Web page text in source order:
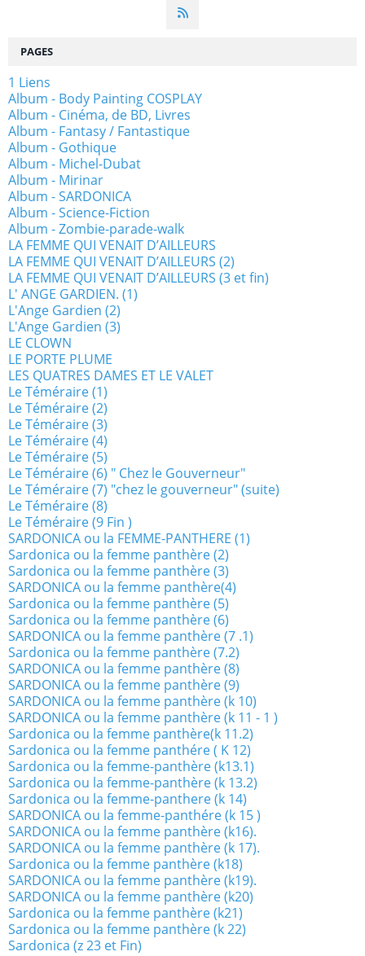
PAGES
1 Liens
Album - Body Painting COSPLAY
Album - Cinéma, de BD, Livres
Album - Fantasy / Fantastique
Album - Gothique
Album - Michel-Dubat
Album - Mirinar
Album - SARDONICA
Album - Science-Fiction
Album - Zombie-parade-walk
LA FEMME QUI VENAIT D’AILLEURS
LA FEMME QUI VENAIT D’AILLEURS (2)
LA FEMME QUI VENAIT D’AILLEURS (3 et fin)
L' ANGE GARDIEN. (1)
L'Ange Gardien (2)
L'Ange Gardien (3)
LE CLOWN
LE PORTE PLUME
LES QUATRES DAMES ET LE VALET
Le Téméraire (1)
Le Téméraire (2)
Le Téméraire (3)
Le Téméraire (4)
Le Téméraire (5)
Le Téméraire (6) " Chez le Gouverneur"
Le Téméraire (7) "chez le gouverneur" (suite)
Le Téméraire (8)
Le Téméraire (9 Fin )
SARDONICA ou la FEMME-PANTHERE (1)
Sardonica ou la femme panthère (2)
Sardonica ou la femme panthère (3)
SARDONICA ou la femme panthère(4)
Sardonica ou la femme panthère (5)
Sardonica ou la femme panthère (6)
SARDONICA ou la femme panthère (7 .1)
Sardonica ou la femme panthère (7.2)
SARDONICA ou la femme panthère (8)
SARDONICA ou la femme panthère (9)
SARDONICA ou la femme panthère (k 10)
SARDONICA ou la femme panthère (k 11 - 1 )
Sardonica ou la femme panthère(k 11.2)
Sardonica ou la femme panthére ( K 12)
Sardonica ou la femme-panthère (k13.1)
Sardonica ou la femme-panthère (k 13.2)
Sardonica ou la femme-panthere (k 14)
SARDONICA ou la femme-panthére (k 15 )
SARDONICA ou la femme panthère (k16).
SARDONICA ou la femme panthère (k 17).
Sardonica ou la femme panthère (k18)
SARDONICA ou la femme panthère (k19).
SARDONICA ou la femme panthère (k20)
Sardonica ou la femme panthère (k21)
Sardonica ou la femme panthère (k 22)
Sardonica (z 23 et Fin)